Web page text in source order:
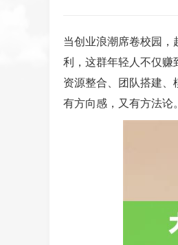
当创业浪潮席卷校园
利，这群年轻人不仅
资源整合、团队搭建
有方向感，又有方法论。